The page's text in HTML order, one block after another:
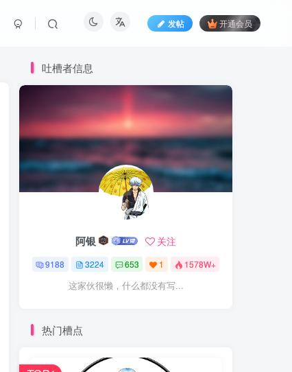
发帖 开通会员
吐槽者信息
阿银 关注
9188 3224 653 1 1578W+
这家伙很懒，什么都没有写...
热门槽点